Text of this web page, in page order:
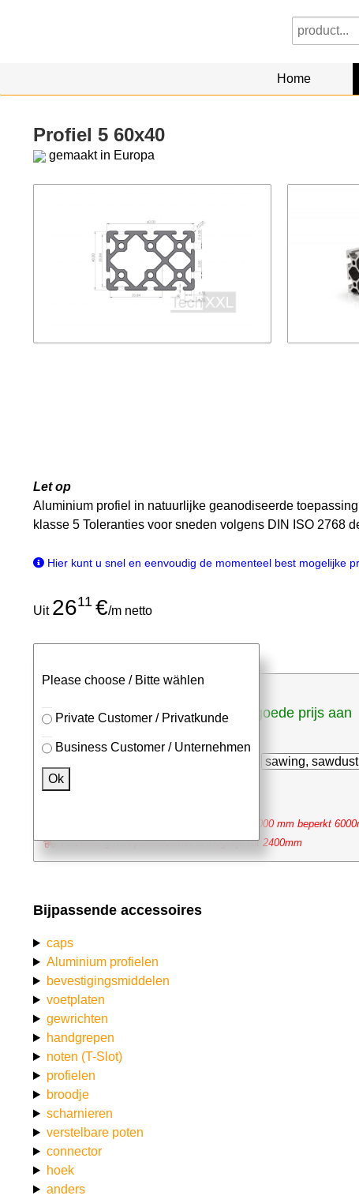
Home
Profiel 5 60x40
gemaakt in Europa
Let op
Aluminium profiel in natuurlijke geanodiseerde
klasse 5 Toleranties voor sneden volgens DIN ISO 2768
Hier kunt u snel en eenvoudig de momenteel best mogelijke
Uit 2611 €/m netto
Please choose / Bitte wählen
Private Customer / Privatkunde
Business Customer / Unternehmen
Ok
voor sneden (incl. snede)vraag een goede prijs aan
De snede ligt tussen min. 20 mm en max. 6000 mm beperkt
Verzending met pakketdienst is mogelijk tot 2400mm
Bijpassende accessoires
caps
Aluminium profielen
bevestigingsmiddelen
voetplaten
gewrichten
handgrepen
noten (T-Slot)
profielen
broodje
scharnieren
verstelbare poten
connector
hoek
anders